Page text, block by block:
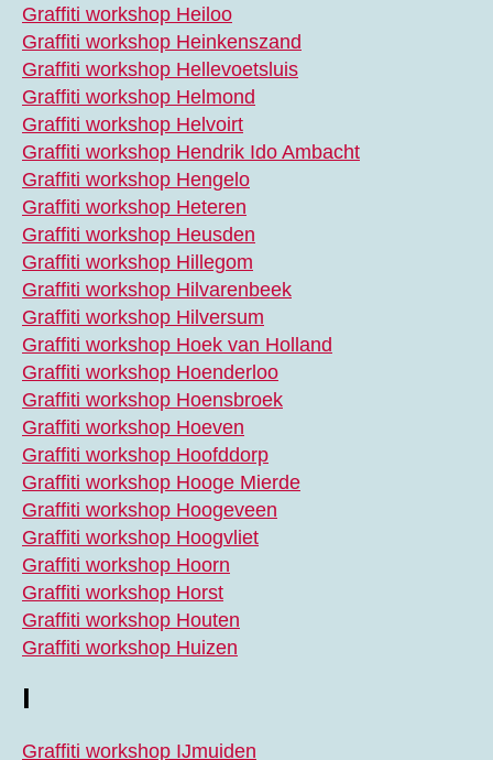
Graffiti workshop Heiloo
Graffiti workshop Heinkenszand
Graffiti workshop Hellevoetsluis
Graffiti workshop Helmond
Graffiti workshop Helvoirt
Graffiti workshop Hendrik Ido Ambacht
Graffiti workshop Hengelo
Graffiti workshop Heteren
Graffiti workshop Heusden
Graffiti workshop Hillegom
Graffiti workshop Hilvarenbeek
Graffiti workshop Hilversum
Graffiti workshop Hoek van Holland
Graffiti workshop Hoenderloo
Graffiti workshop Hoensbroek
Graffiti workshop Hoeven
Graffiti workshop Hoofddorp
Graffiti workshop Hooge Mierde
Graffiti workshop Hoogeveen
Graffiti workshop Hoogvliet
Graffiti workshop Hoorn
Graffiti workshop Horst
Graffiti workshop Houten
Graffiti workshop Huizen
I
Graffiti workshop IJmuiden